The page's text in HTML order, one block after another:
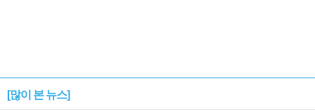
[많이 본 뉴스]